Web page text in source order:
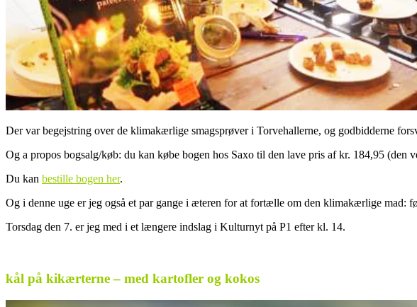
Der var begejstring over de klimakærlige smagsprøver i Torvehallerne, og godbidderne
Og a propos bogsalg/køb: du kan købe bogen hos Saxo til den lave pris af kr. 184,95 (den
Du kan bestille bogen her.
Og i denne uge er jeg også et par gange i æteren for at fortælle om den klimakærlige mad:
Torsdag den 7. er jeg med i et længere indslag i Kulturnyt på P1 efter kl. 14.
kål på kikærterne – med kartofler og kokos